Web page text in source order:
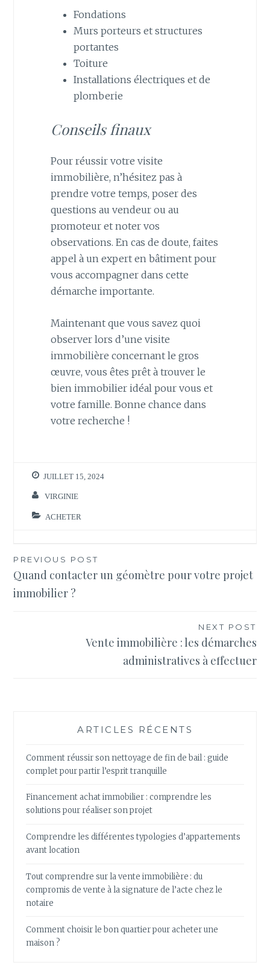
Fondations
Murs porteurs et structures
portantes
Toiture
Installations électriques et de
plomberie
Conseils finaux
Pour réussir votre visite
immobilière, n’hésitez pas à
prendre votre temps, poser des
questions au vendeur ou au
promoteur et noter vos
observations. En cas de doute, faites
appel à un expert en bâtiment pour
vous accompagner dans cette
démarche importante.
Maintenant que vous savez quoi
observer lors d’une visite
immobilière concernant le gros
œuvre, vous êtes prêt à trouver le
bien immobilier idéal pour vous et
votre famille. Bonne chance dans
votre recherche !
JUILLET 15, 2024
VIRGINIE
ACHETER
Navigation
de
PREVIOUS POST
Quand contacter un géomètre pour votre projet
immobilier ?
NEXT POST
Vente immobilière : les démarches
administratives à effectuer
ARTICLES RÉCENTS
Comment réussir son nettoyage de fin de bail : guide
complet pour partir l’esprit tranquille
Financement achat immobilier : comprendre les
solutions pour réaliser son projet
Comprendre les différentes typologies d’appartements
avant location
Tout comprendre sur la vente immobilière : du
compromis de vente à la signature de l’acte chez le
notaire
Comment choisir le bon quartier pour acheter une
maison ?